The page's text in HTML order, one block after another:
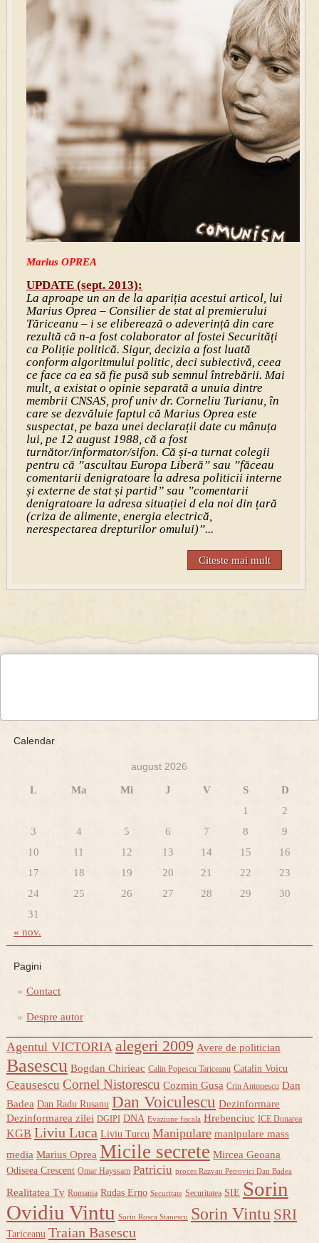
Marius OPREA
UPDATE (sept. 2013):
La aproape un an de la apariția acestui articol, lui
Marius Oprea – Consilier de stat al premierului
Tăriceanu – i se eliberează o adeverință din care
rezultă că n-a fost colaborator al fostei Securități
ca Poliție politică. Sigur, decizia a fost luată
conform algoritmului politic, deci subiectivă, ceea
ce face ca ea să fie pusă sub semnul întrebării. Mai
mult, a existat o opinie separată a unuia dintre
membrii CNSAS, prof univ dr. Corneliu Turianu, în
care se dezvăluie faptul că Marius Oprea este
suspectat, pe baza unei declarații date cu mânuța
lui, pe 12 august 1988, că a fost
turnător/informator/sifon. Că și-a turnat colegii
pentru că ”ascultau Europa Liberă” sau ”făceau
comentarii denigratoare la adresa politicii interne
și externe de stat și partid” sau ”comentarii
denigratoare la adresa situației d ela noi din țară
(criza de alimente, energia electrică,
nerespectarea drepturilor omului)”...
Citeste mai mult
Calendar
august 2026
L Ma Mi J V S
D
1
2
3
4 5 6 7 8
9
10
11 12 13 14 15
16
17
18 19 20 21 22
23
24
25 26 27 28 29
30
31
« nov.
Pagini
Contact
Despre autor
Agentul VICTORIA alegeri 2009 Avere de politician
Basescu Bogdan Chirieac Calin Popescu Tariceanu Catalin Voicu
Ceausescu Cornel Nistorescu Cozmin Gusa Crin Antonescu Dan
Badea Dan Radu Rusanu Dan Voiculescu Dezinformare
Dezinformarea zilei DGIPI DNA Evaziune fiscala Hrebenciuc ICE Dunarea
KGB Liviu Luca Liviu Turcu Manipulare manipulare mass
media Marius Oprea Micile secrete Mircea Geoana
Odiseea Crescent Omar Hayssam Patriciu proces Razvan Petrovici Dan Badea
Realitatea Tv Romania Rudas Erno Securitate Securitatea SIE Sorin
Ovidiu Vintu Sorin Rosca Stanescu Sorin Vintu SRI
Tariceanu Traian Basescu